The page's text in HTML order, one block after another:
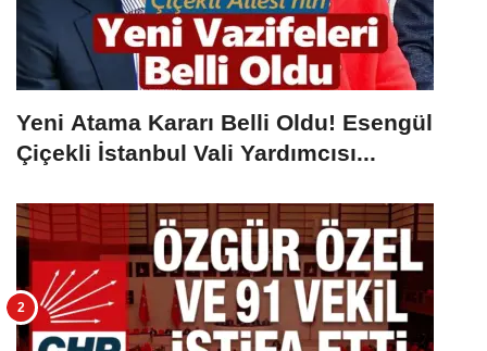
Yeni Atama Kararı Belli Oldu! Esengül
Çiçekli İstanbul Vali Yardımcısı...